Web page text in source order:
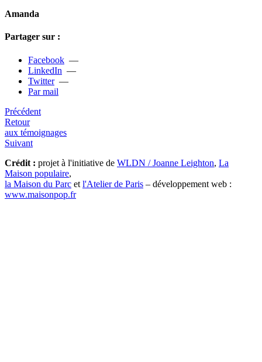
Amanda
Partager sur :
Facebook —
LinkedIn —
Twitter—
Par mail
Précédent
Retour
aux témoignages
Suivant
Crédit : projet à l'initiative de WLDN / Joanne Leighton, La
Maison populaire,
la Maison du Parc et l'Atelier de Paris – développement web :
www.maisonpop.fr